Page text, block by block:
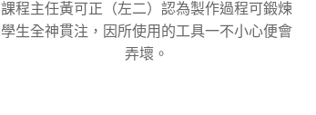
課程主任黃可正（左二）認為製作過程可鍛煉
學生全神貫注，因所使用的工具一不小心便會
弄壞。